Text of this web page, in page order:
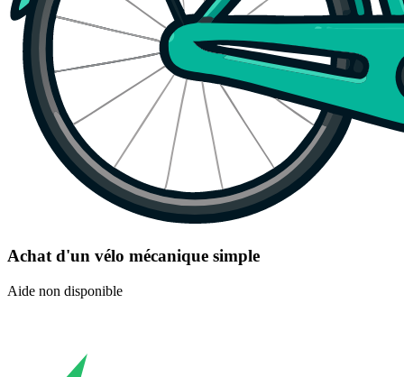
Achat d'un vélo mécanique simple
Aide non disponible